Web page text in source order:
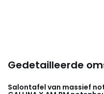
Gedetailleerde
Salontafel van massief